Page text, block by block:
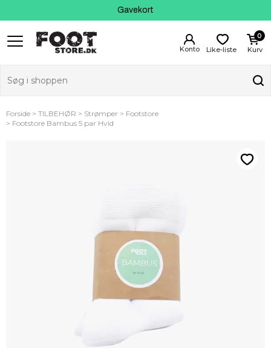
Gavekort
Kundeservice
Kurv
0
Like-liste
Forside TILBEHØR Strømper
Footstore
Footstore Bambus 5 par Hvid